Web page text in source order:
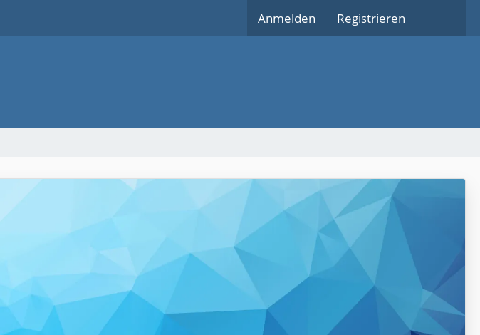
Anmelden Registrieren